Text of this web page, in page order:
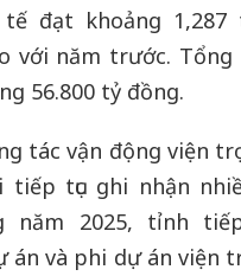
tế đạt khoảng
với năm trước. Tổng
56.800 tỷ đồng.
tác vận động viện
tiếp tục ghi nhận
năm 2025, tỉnh
án và phi dự án viện